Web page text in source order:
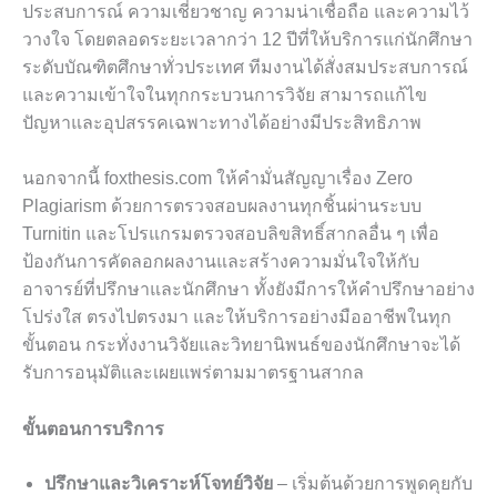
ประสบการณ์ ความเชี่ยวชาญ ความน่าเชื่อถือ และความไว้
วางใจ โดยตลอดระยะเวลากว่า 12 ปีที่ให้บริการแก่นักศึกษา
ระดับบัณฑิตศึกษาทั่วประเทศ ทีมงานได้สั่งสมประสบการณ์
และความเข้าใจในทุกกระบวนการวิจัย สามารถแก้ไข
ปัญหาและอุปสรรคเฉพาะทางได้อย่างมีประสิทธิภาพ
นอกจากนี้ foxthesis.com ให้คำมั่นสัญญาเรื่อง Zero
Plagiarism ด้วยการตรวจสอบผลงานทุกชิ้นผ่านระบบ
Turnitin และโปรแกรมตรวจสอบลิขสิทธิ์สากลอื่น ๆ เพื่อ
ป้องกันการคัดลอกผลงานและสร้างความมั่นใจให้กับ
อาจารย์ที่ปรึกษาและนักศึกษา ทั้งยังมีการให้คำปรึกษาอย่าง
โปร่งใส ตรงไปตรงมา และให้บริการอย่างมืออาชีพในทุก
ขั้นตอน กระทั่งงานวิจัยและวิทยานิพนธ์ของนักศึกษาจะได้
รับการอนุมัติและเผยแพร่ตามมาตรฐานสากล
ขั้นตอนการบริการ
ปรึกษาและวิเคราะห์โจทย์วิจัย – เริ่มต้นด้วยการพูดคุยกับ